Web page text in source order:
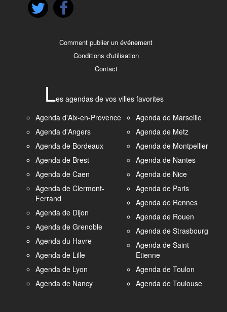
Comment publier un événement
Conditions d'utilisation
Contact
Les agendas de vos villes favorites
Agenda d'Aix-en-Provence
Agenda d'Angers
Agenda de Bordeaux
Agenda de Brest
Agenda de Caen
Agenda de Clermont-
Ferrand
Agenda de Dijon
Agenda de Grenoble
Agenda du Havre
Agenda de Lille
Agenda de Lyon
Agenda de Nancy
Agenda de Marseille
Agenda de Metz
Agenda de Montpellier
Agenda de Nantes
Agenda de Nice
Agenda de Paris
Agenda de Rennes
Agenda de Rouen
Agenda de Strasbourg
Agenda de Saint-
Etienne
Agenda de Toulon
Agenda de Toulouse